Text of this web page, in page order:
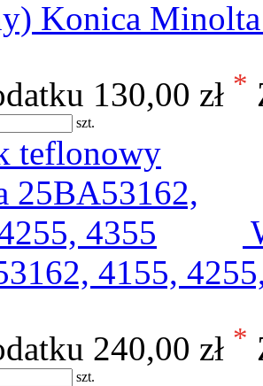
Konica
130,00 zł *
szt.
4155,
240,00 zł *
szt.